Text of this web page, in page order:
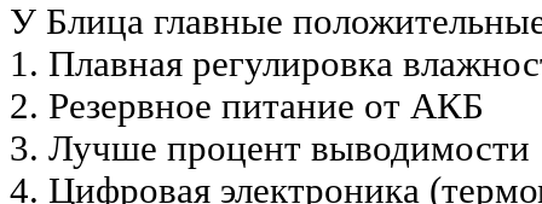
У Блица главные
1. Плавная регулировка
2. Резервное питание от АКБ
3. Лучше процент выводимости
4. Цифровая электроника